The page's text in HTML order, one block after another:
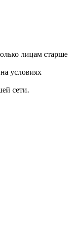
лицам старше
условиях
сети.